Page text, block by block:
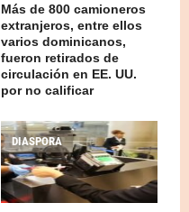
Más de 800 camioneros
extranjeros, entre ellos
varios dominicanos,
fueron retirados de
circulación en EE. UU.
por no calificar
DIASPORA